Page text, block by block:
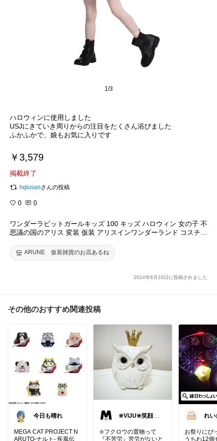
1/3
ハロウィンに使用しました
USJにきていき周りからの注目をたくさん浴びました
ふかふかで、娘もお気に入りです
￥3,579
掲載終了
hqlusanさんの投稿
0 0
ワンダーラビットガールキッズ 100 キッズ ハロウィン 女の子 不
思議の国のアリス 変装 仮装 アリスインワンダーランド コスチュ
ARUNE 仮装雑貨のお店あるね
2014年8月10日に投稿されました
その他のおすすめ関連投稿
今日も晴れ
MEGA CAT PROJECT N
ARUTO-ナルト- 疾風伝
❇️VIJU❇️笑顔と
🐱
❇️フクロウの置物って
『不苦労』苦労がないと
れい
です
お祭りにぴ
うちわ12個